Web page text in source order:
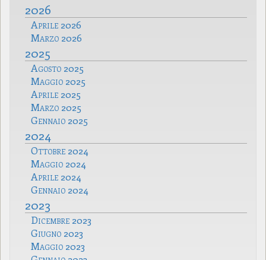
2026
Aprile 2026
Marzo 2026
2025
Agosto 2025
Maggio 2025
Aprile 2025
Marzo 2025
Gennaio 2025
2024
Ottobre 2024
Maggio 2024
Aprile 2024
Gennaio 2024
2023
Dicembre 2023
Giugno 2023
Maggio 2023